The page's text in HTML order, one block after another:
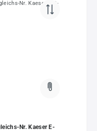
Nr. Kaeser E-